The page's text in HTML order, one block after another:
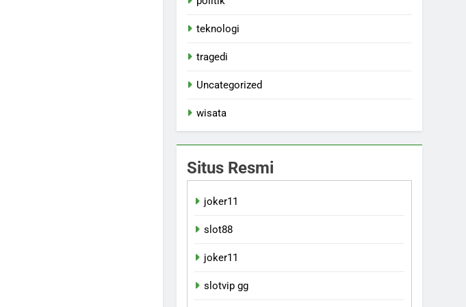
teknologi
tragedi
Uncategorized
wisata
Situs Resmi
joker11
slot88
joker11
slotvip gg